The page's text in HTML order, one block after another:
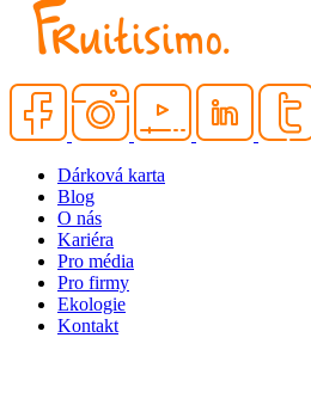
Dárková karta
Blog
O nás
Kariéra
Pro média
Pro firmy
Ekologie
Kontakt